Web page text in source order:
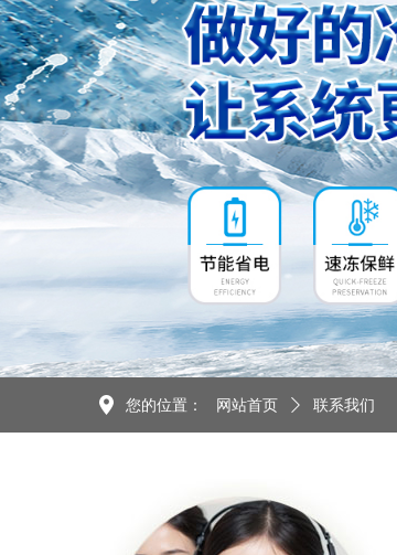
您的位置： 网站首页 ꄲ 联系我们